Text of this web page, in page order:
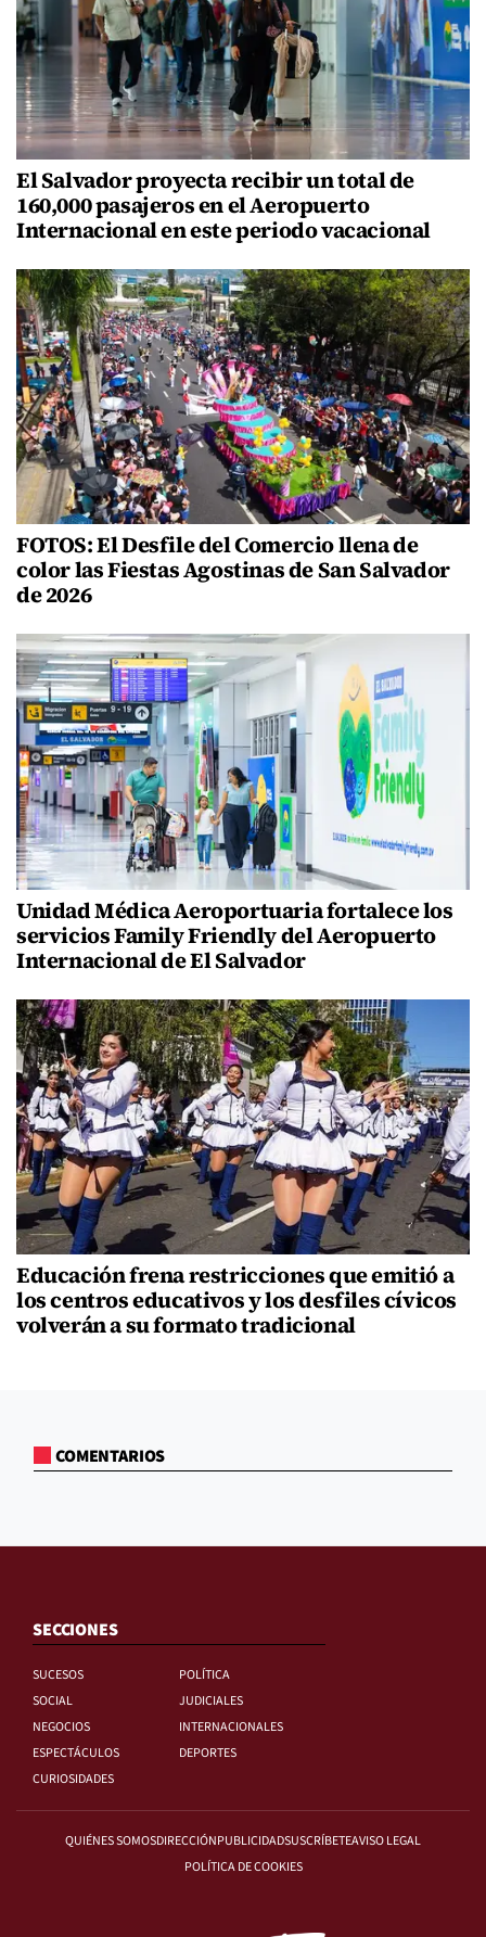
El Salvador proyecta recibir un total de
160,000 pasajeros en el Aeropuerto
Internacional en este periodo vacacional
FOTOS: El Desfile del Comercio llena de
color las Fiestas Agostinas de San Salvador
de 2026
Unidad Médica Aeroportuaria fortalece los
servicios Family Friendly del Aeropuerto
Internacional de El Salvador
Educación frena restricciones que emitió a
los centros educativos y los desfiles cívicos
volverán a su formato tradicional
COMENTARIOS
SECCIONES
SUCESOS
POLÍTICA
SOCIAL
JUDICIALES
NEGOCIOS
INTERNACIONALES
ESPECTÁCULOS
DEPORTES
CURIOSIDADES
QUIÉNES SOMOSDIRECCIÓNPUBLICIDADSUSCRÍBETEAVISO LEGAL
POLÍTICA DE COOKIES